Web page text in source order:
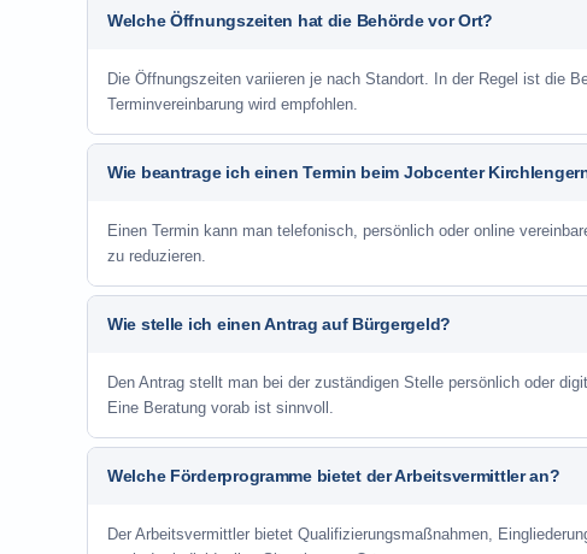
Welche Öffnungszeiten hat die Behörde vor Ort?
Die Öffnungszeiten variieren je nach Standort. In der Regel ist die
Terminvereinbarung wird empfohlen.
Wie beantrage ich einen Termin beim Jobcenter
Einen Termin kann man telefonisch, persönlich oder online
zu reduzieren.
Wie stelle ich einen Antrag auf Bürgergeld?
Den Antrag stellt man bei der zuständigen Stelle persönlich oder
Eine Beratung vorab ist sinnvoll.
Welche Förderprogramme bietet der Arbeitsvermittler an?
Der Arbeitsvermittler bietet Qualifizierungsmaßnahmen,